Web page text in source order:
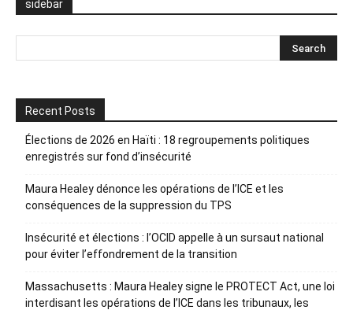
sidebar
Recent Posts
Élections de 2026 en Haïti : 18 regroupements politiques
enregistrés sur fond d’insécurité
Maura Healey dénonce les opérations de l’ICE et les
conséquences de la suppression du TPS
Insécurité et élections : l’OCID appelle à un sursaut national
pour éviter l’effondrement de la transition
Massachusetts : Maura Healey signe le PROTECT Act, une loi
interdisant les opérations de l’ICE dans les tribunaux, les